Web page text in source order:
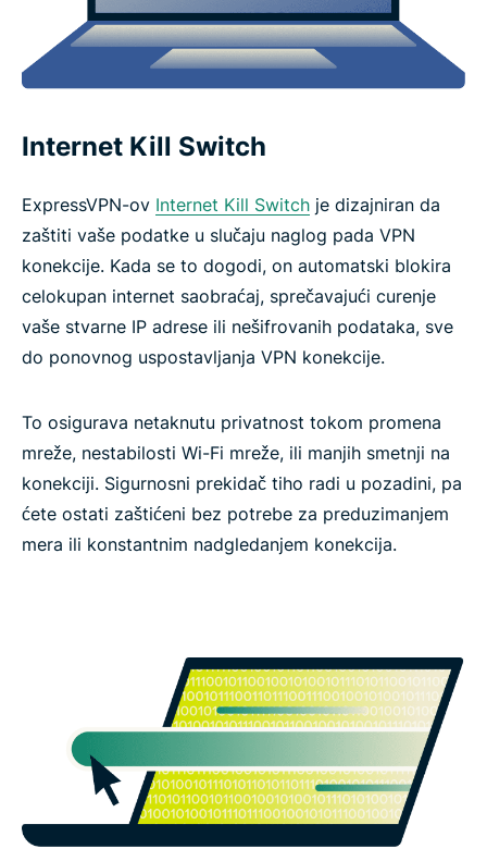
Internet Kill Switch
ExpressVPN-ov Internet Kill Switch je dizajniran da
zaštiti vaše podatke u slučaju naglog pada VPN
konekcije. Kada se to dogodi, on automatski blokira
celokupan internet saobraćaj, sprečavajući curenje
vaše stvarne IP adrese ili nešifrovanih podataka, sve
do ponovnog uspostavljanja VPN konekcije.
To osigurava netaknutu privatnost tokom promena
mreže, nestabilosti Wi-Fi mreže, ili manjih smetnji na
konekciji. Sigurnosni prekidač tiho radi u pozadini, pa
ćete ostati zaštićeni bez potrebe za preduzimanjem
mera ili konstantnim nadgledanjem konekcija.